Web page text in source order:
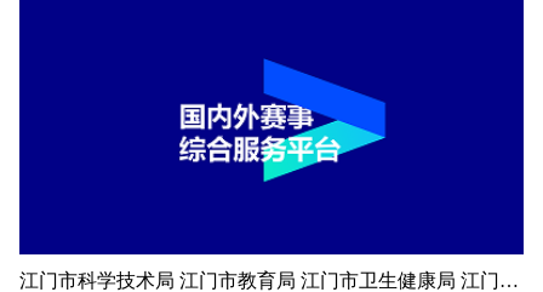
江门市科学技术局 江门市教育局 江门市卫生健康局 江门市科学技术协会关于公布2026年广东省科普讲解大赛江门选拔赛决赛入围选手名单的通知